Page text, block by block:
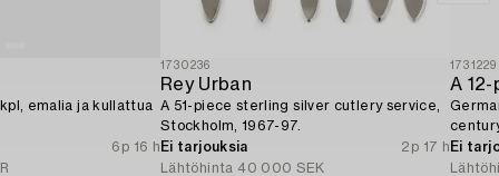
emalia ja kullattua
6p 16 h
1730236
Rey Urban
A 51-piece sterling silver cutlery service,
Stockholm, 1967-97.
Ei tarjouksia
2p 17 h
Lähtöhinta 40 000 SEK
1731229
Ei